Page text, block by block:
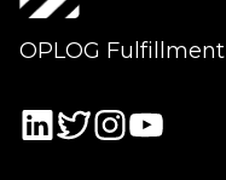
OPLOG Fulfillment